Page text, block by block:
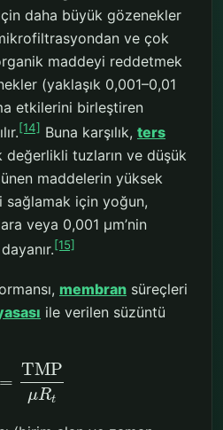
daha büyük gözenekler
ve çok
maddeyi reddetmek
(yaklaşık 0,001–0,01
etkilerini birleştiren
[14] Buna karşılık, ters
değerlikli tuzların ve düşük
maddelerin yüksek
sağlamak için yoğun,
veya 0,001 μm’nin
[15]
membran süreçleri
ile verilen süzüntü
=
TMP
μRt